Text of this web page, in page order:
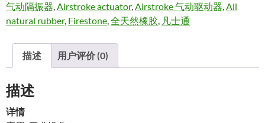
气动隔振器,Airstroke actuator,Airstroke 气动驱动器,All
natural rubber, Firestone,全天然橡胶, 凡士通
描述 用户评价 (0)
描述
详情